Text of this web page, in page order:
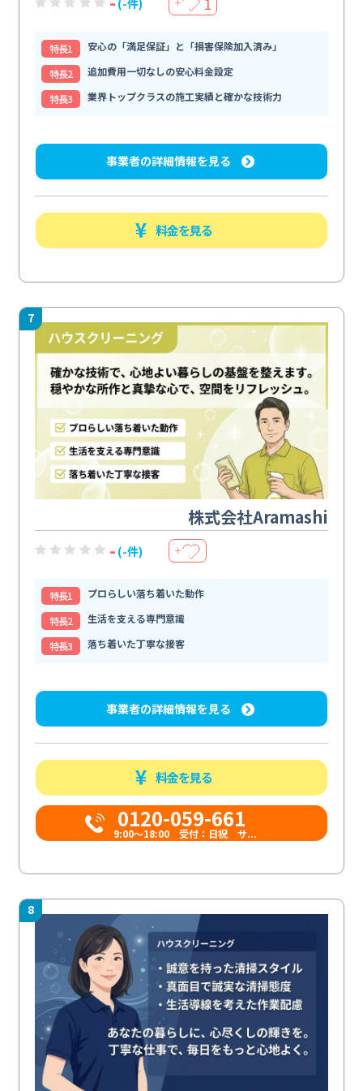
(-件)
特⻑1
安心の「満足保証」と「損害保険加入済み」
特⻑2
追加費用一切なしの安心料金設定
特⻑3
業界トップクラスの施工実績と確かな技術力
事業者の詳細情報を見る
料金を見る
7
株式会社Aramashi
- (-件) ＋
特⻑1
プロらしい落ち着いた動作
特⻑2
生活を支える専門意識
特⻑3
落ち着いた丁寧な接客
事業者の詳細情報を見る
料金を見る
0120-059-661
9:00〜18:00 受付：日祝 サ...
8